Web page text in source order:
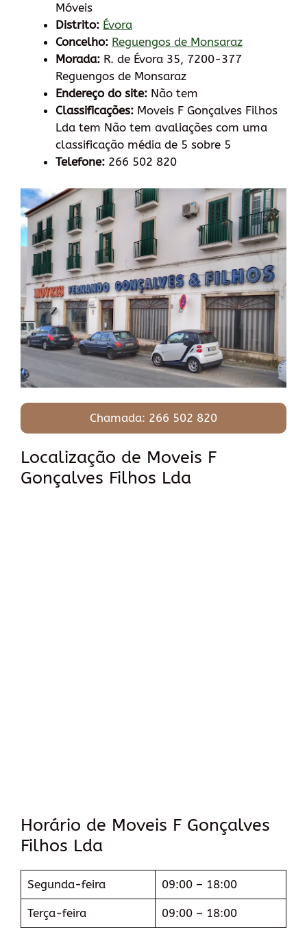
Móveis
Distrito: Évora
Concelho: Reguengos de Monsaraz
Morada: R. de Évora 35, 7200-377
Reguengos de Monsaraz
Endereço do site: Não tem
Classificações: Moveis F Gonçalves Filhos
Lda tem Não tem avaliações com uma
classificação média de 5 sobre 5
Telefone: 266 502 820
Chamada: 266 502 820
Localização de Moveis F
Gonçalves Filhos Lda
Horário de Moveis F Gonçalves
Filhos Lda
Segunda-feira 09:00 – 18:00
Terça-feira 09:00 – 18:00